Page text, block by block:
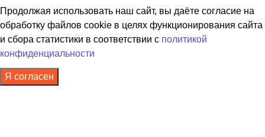
Продолжая использовать наш сайт, вы даёте согласие на
обработку файлов cookie в целях функционирования сайта
и сбора статистики в соответствии с политикой
конфиденциальности
Я согласен